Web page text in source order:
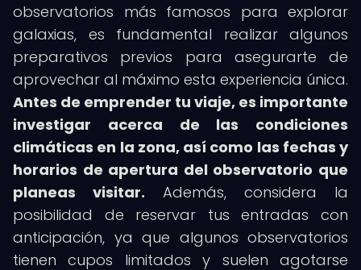
observatorios más famosos para explorar
galaxias, es fundamental realizar algunos
preparativos previos para asegurarte de
aprovechar al máximo esta experiencia única.
Antes de emprender tu viaje, es importante
investigar acerca de las condiciones
climáticas en la zona, así como las fechas y
horarios de apertura del observatorio que
planeas visitar. Además, considera la
posibilidad de reservar tus entradas con
anticipación, ya que algunos observatorios
tienen cupos limitados y suelen agotarse